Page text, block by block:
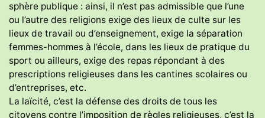
sphère publique : ainsi, il n’est pas admissible que l’une
ou l’autre des religions exige des lieux de culte sur les
lieux de travail ou d’enseignement, exige la séparation
femmes-hommes à l’école, dans les lieux de pratique du
sport ou ailleurs, exige des repas répondant à des
prescriptions religieuses dans les cantines scolaires ou
d’entreprises, etc.
La laïcité, c’est la défense des droits de tous les
citoyens contre l’imposition de règles religieuses, c’est la